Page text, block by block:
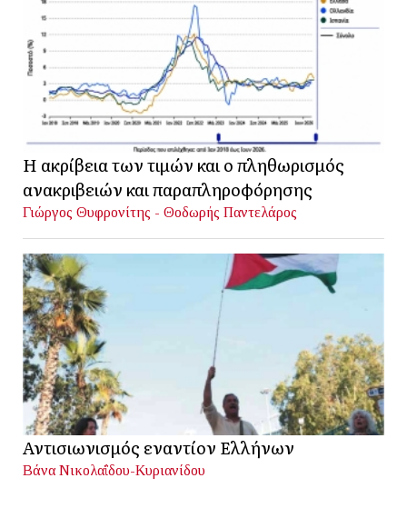
Η ακρίβεια των τιμών και ο πληθωρισμός
ανακριβειών και παραπληροφόρησης
Γιώργος Θυφρονίτης - Θοδωρής Παντελάρος
Αντισιωνισμός εναντίον Ελλήνων
Βάνα Νικολαΐδου-Κυριανίδου